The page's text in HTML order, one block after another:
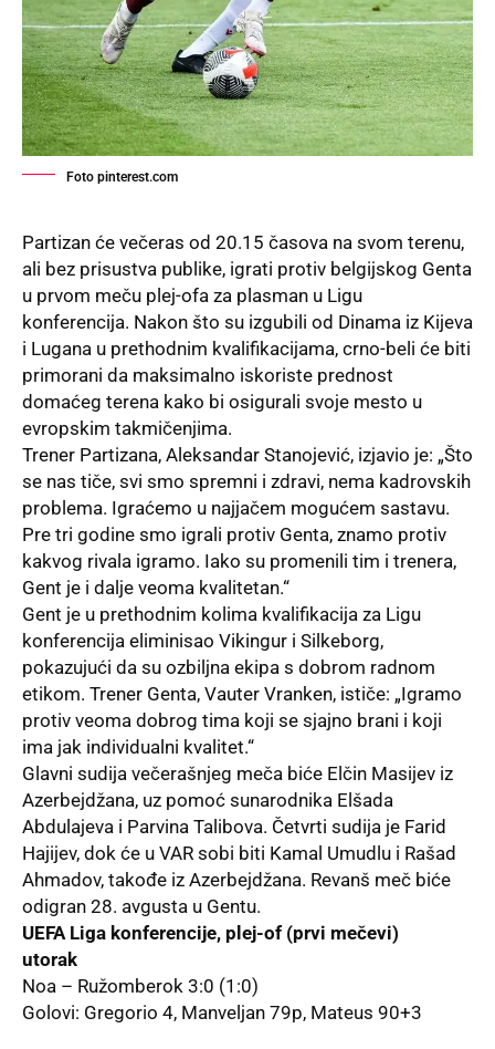
Foto pinterest.com
Partizan će večeras od 20.15 časova na svom terenu,
ali bez prisustva publike, igrati protiv belgijskog Genta
u prvom meču plej-ofa za plasman u Ligu
konferencija. Nakon što su izgubili od Dinama iz Kijeva
i Lugana u prethodnim kvalifikacijama, crno-beli će biti
primorani da maksimalno iskoriste prednost
domaćeg terena kako bi osigurali svoje mesto u
evropskim takmičenjima.
Trener Partizana, Aleksandar Stanojević, izjavio je: „Što
se nas tiče, svi smo spremni i zdravi, nema kadrovskih
problema. Igraćemo u najjačem mogućem sastavu.
Pre tri godine smo igrali protiv Genta, znamo protiv
kakvog rivala igramo. Iako su promenili tim i trenera,
Gent je i dalje veoma kvalitetan.“
Gent je u prethodnim kolima kvalifikacija za Ligu
konferencija eliminisao Vikingur i Silkeborg,
pokazujući da su ozbiljna ekipa s dobrom radnom
etikom. Trener Genta, Vauter Vranken, ističe: „Igramo
protiv veoma dobrog tima koji se sjajno brani i koji
ima jak individualni kvalitet.“
Glavni sudija večerašnjeg meča biće Elčin Masijev iz
Azerbejdžana, uz pomoć sunarodnika Elšada
Abdulajeva i Parvina Talibova. Četvrti sudija je Farid
Hajijev, dok će u VAR sobi biti Kamal Umudlu i Rašad
Ahmadov, takođe iz Azerbejdžana. Revanš meč biće
odigran 28. avgusta u Gentu.
UEFA Liga konferencije, plej-of (prvi mečevi)
utorak
Noa – Ružomberok 3:0 (1:0)
Golovi: Gregorio 4, Manveljan 79p, Mateus 90+3